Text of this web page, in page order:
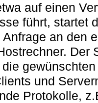
auf einen
führt, startet
an den
Der
und
Protokolle,